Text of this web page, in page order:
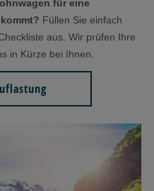
für eine
Füllen Sie einfach
aus. Wir prüfen Ihre
in Kürze bei Ihnen.